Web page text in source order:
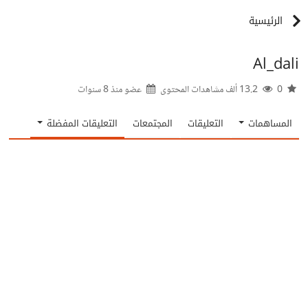
الرئيسية
Al_dali
عضو منذ8 سنوات
المساهمات التعليقات المجتمعات التعليقات المفضلة